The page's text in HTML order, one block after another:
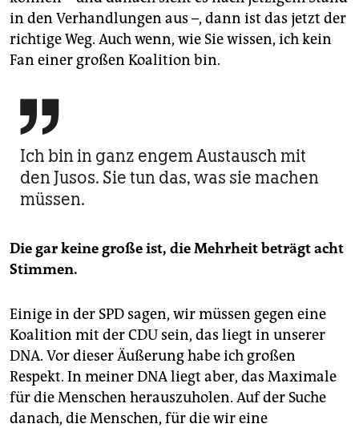
in den Verhandlungen aus –, dann ist das jetzt der
richtige Weg. Auch wenn, wie Sie wissen, ich kein
Fan einer großen Koalition bin.

Ich bin in ganz engem Austausch mit
den Jusos. Sie tun das, was sie machen
müssen.
Die gar keine große ist, die Mehrheit beträgt acht
Stimmen.
Einige in der SPD sagen, wir müssen gegen eine
Koalition mit der CDU sein, das liegt in unserer
DNA. Vor dieser Äußerung habe ich großen
Respekt. In meiner DNA liegt aber, das Maximale
für die Menschen herauszuholen. Auf der Suche
danach, die Menschen, für die wir eine